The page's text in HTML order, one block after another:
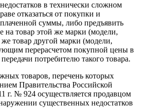
в технически сложном
отказаться от покупки и
суммы, либо предъявить
на товар этой же марки (модели,
товар другой марки (модели,
перерасчетом покупной цены в
потребителю такого товара.
товаров, перечень которых
Правительства Российской
г. № 924 осуществляется продавцом
существенных недостатков